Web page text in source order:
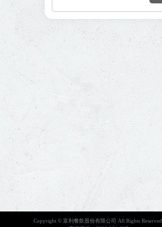
Copyright © 富利餐飲股份有限公司 All Rights Reserved.